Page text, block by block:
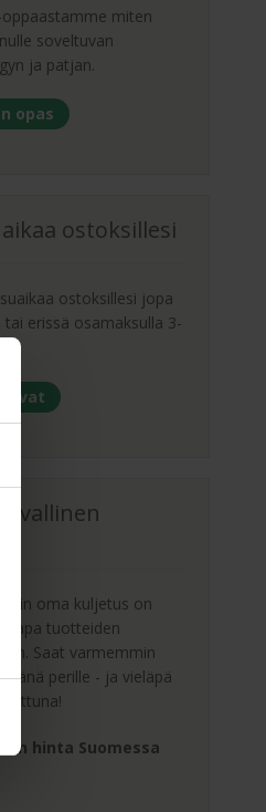
miten
soveltuvan
ja patjan.
opas
ostoksillesi
ostoksillesi jopa
tai erissä osamaksulla 3-
oma kuljetus on
tapa tuotteiden
Saat varmemmin
perille - ja vieläpä
hinta Suomessa